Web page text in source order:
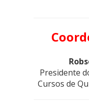
Presidente
Cursos de